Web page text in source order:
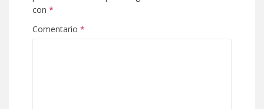
con *
Comentario *